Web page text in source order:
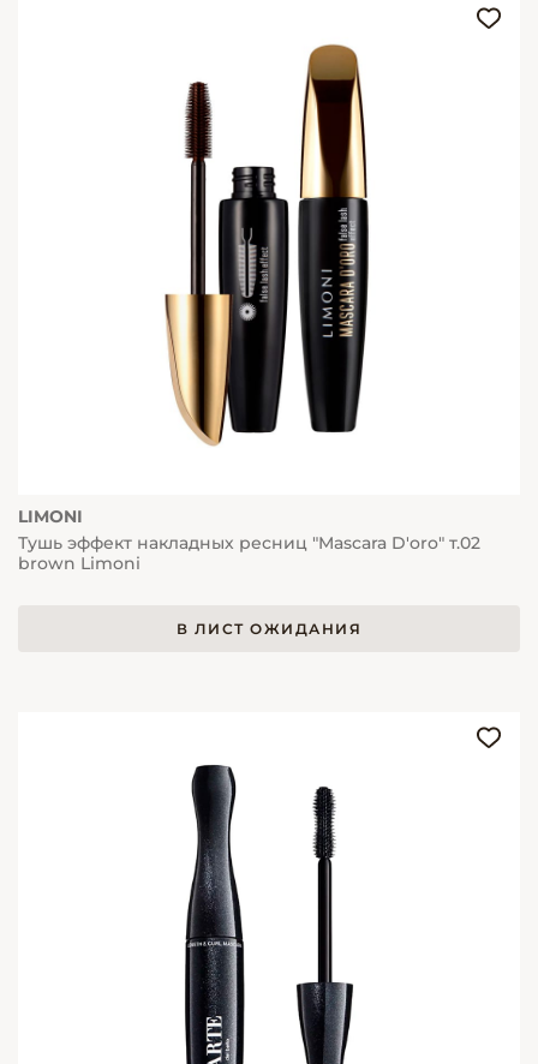
LIMONI
Тушь эффект накладных ресниц "Mascara D'oro" т.02
brown Limoni
В ЛИСТ ОЖИДАНИЯ